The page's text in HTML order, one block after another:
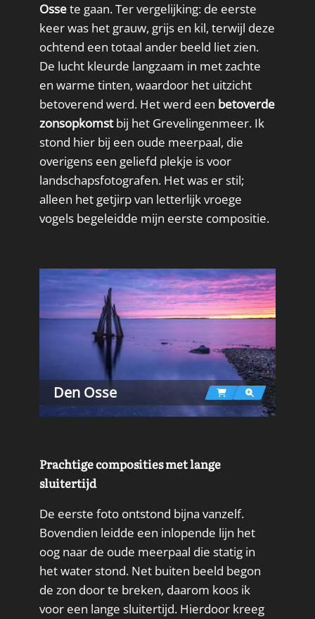
Ossete gaan. Ter vergelijking: de eerste
keer was het grauw, grijs en kil, terwijl deze
ochtend een totaal ander beeld liet zien.
De lucht kleurde langzaam in met zachte
en warme tinten, waardoor het uitzicht
betoverend werd. Het werd een betoverde
zonsopkomstbij het Grevelingenmeer. Ik
stond hier bij een oude meerpaal, die
overigens een geliefd plekje is voor
landschapsfotografen. Het was er stil;
alleen het getjirp van letterlijk vroege
vogels begeleidde mijn eerste compositie.
Den Osse
Prachtige composities met lange
sluitertijd
De eerste foto ontstond bijna vanzelf.
Bovendien leidde een inlopende lijn het
oog naar de oude meerpaal die statig in
het water stond. Net buiten beeld begon
de zon door te breken, daarom koos ik
voor een lange sluitertijd. Hierdoor kreeg